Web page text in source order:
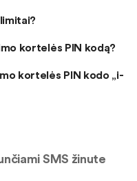
kortelės PIN kodą?
kortelės PIN kodo „i-
SMS žinute